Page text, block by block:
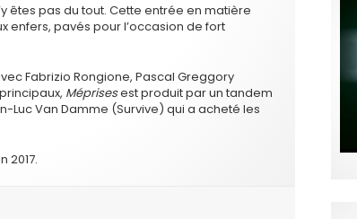
êtes pas du tout. Cette entrée en matière
enfers, pavés pour l’occasion de fort
Fabrizio Rongione, Pascal Greggory
Méprisesest produit par un tandem
Luc Van Damme (Survive) qui a acheté les
2017.